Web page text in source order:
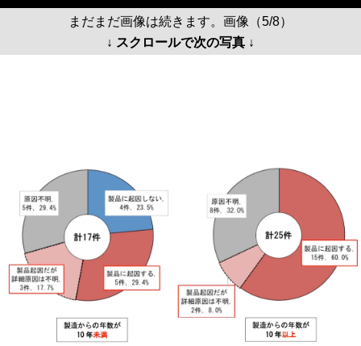
まだまだ画像は続きます。画像（5/8）
↓ スクロールで次の写真 ↓